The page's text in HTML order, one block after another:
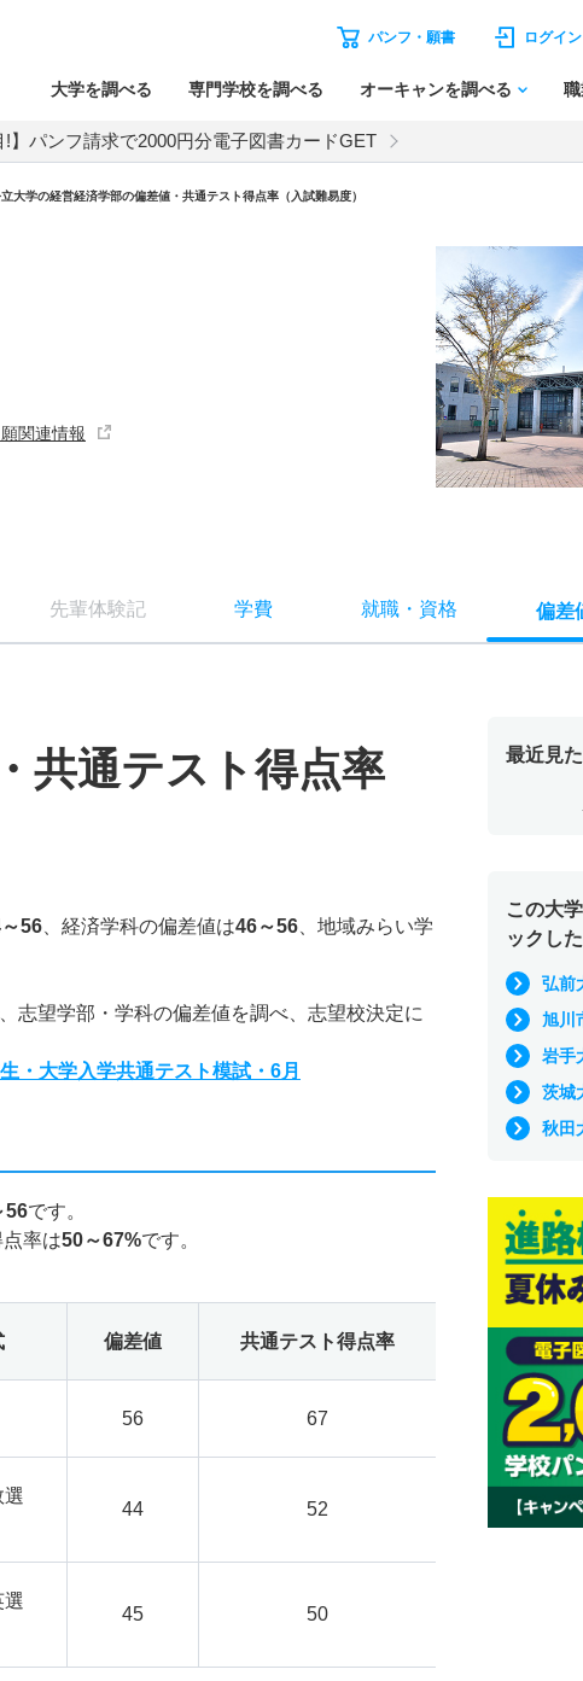
パンフ・願書 ログイン
大学を調べる 専門学校を調べる オーキャンを調べる
!】パンフ請求で2000円分電子図書カードGET
大学の経営経済学部の偏差値・共通テスト得点率（入試難易度）
関連情報
先輩体験記 学費 就職・ 資格 偏差
共通テスト得点率
56 、経済学科の偏差値は46～56 、地域みらい学
志望学部・学科の偏差値を調べ、志望校決定に
・大学入学共通テスト模試・6月
56です。
率は50～67%です。
偏差値 共通テスト得点率
56 67
選
44 52
選
45 50
最近見
この大
ックし
弘前
旭川
岩手
茨城
秋田